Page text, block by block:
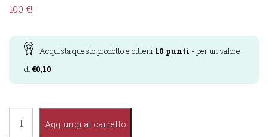
100 €!
Acquista questo prodotto e ottieni 10 punti - per un valore
di €0,10
Aggiungi al carrello